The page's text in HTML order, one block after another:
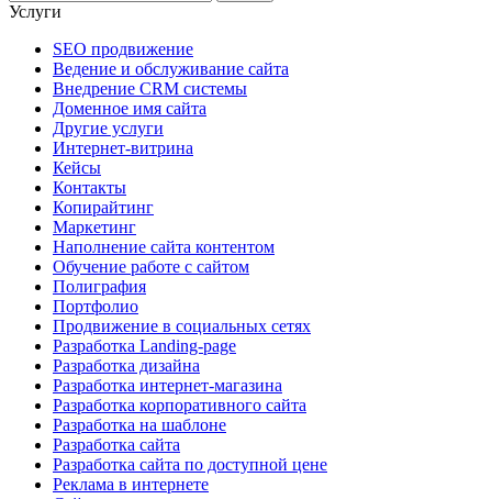
Услуги
SEO продвижение
Ведение и обслуживание сайта
Внедрение CRM системы
Доменное имя сайта
Другие услуги
Интернет-витрина
Кейсы
Контакты
Копирайтинг
Маркетинг
Наполнение сайта контентом
Обучение работе с сайтом
Полиграфия
Портфолио
Продвижение в социальных сетях
Разработка Landing-page
Разработка дизайна
Разработка интернет-магазина
Разработка корпоративного сайта
Разработка на шаблоне
Разработка сайта
Разработка сайта по доступной цене
Реклама в интернете